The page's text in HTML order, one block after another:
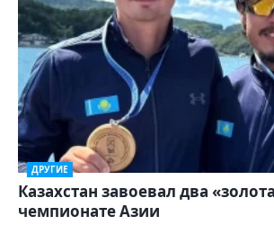
ДРУГИЕ
Казахстан завоевал два
чемпионате Азии